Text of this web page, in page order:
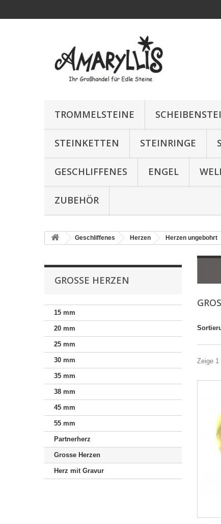
TROMMELSTEINE
STEINKETTEN STEINRINGE
GESCHLIFFENES ENGEL
ZUBEHÖR
Geschliffenes Herzen Herzen ungebohrt
GROSSE HERZEN
15 mm
20 mm
25 mm
30 mm
35 mm
38 mm
45 mm
55 mm
Partnerherz
Grosse Herzen
Herz mit Gravur
Zeige 1